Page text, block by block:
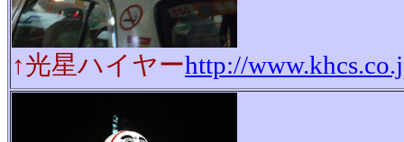
↑光星ハイヤーhttp://